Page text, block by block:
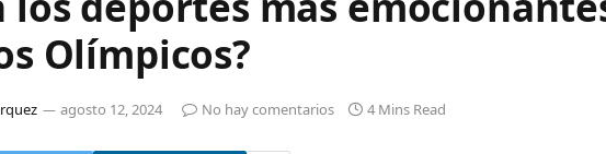
Olímpicos?
agosto 12, 2024 No hay comentarios 4 Mins Read